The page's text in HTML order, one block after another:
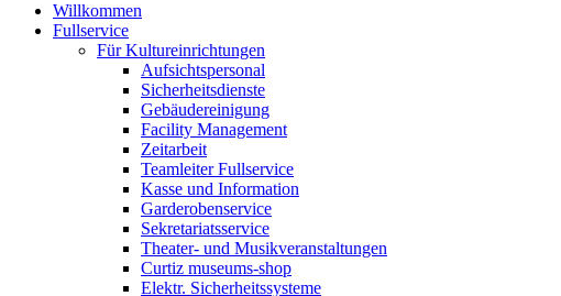
Willkommen
Fullservice
Für Kultureinrichtungen
Aufsichtspersonal
Sicherheitsdienste
Gebäudereinigung
Facility Management
Zeitarbeit
Teamleiter Fullservice
Kasse und Information
Garderobenservice
Sekretariatsservice
Theater- und Musikveranstaltungen
Curtiz museums-shop
Elektr. Sicherheitssysteme